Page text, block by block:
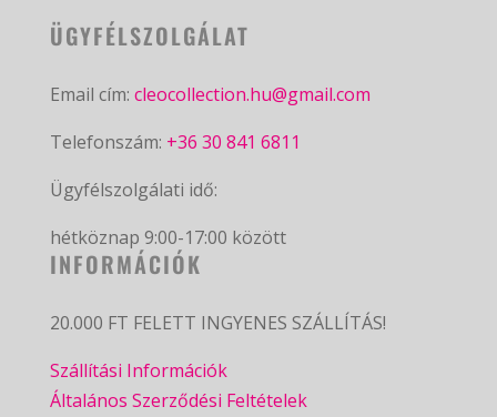
ÜGYFÉLSZOLGÁLAT
Email cím: cleocollection.hu@gmail.com
Telefonszám: +36 30 841 6811
Ügyfélszolgálati idő:
hétköznap 9:00-17:00 között
INFORMÁCIÓK
20.000 FT FELETT INGYENES SZÁLLÍTÁS!
Szállítási Információk
Általános Szerződési Feltételek